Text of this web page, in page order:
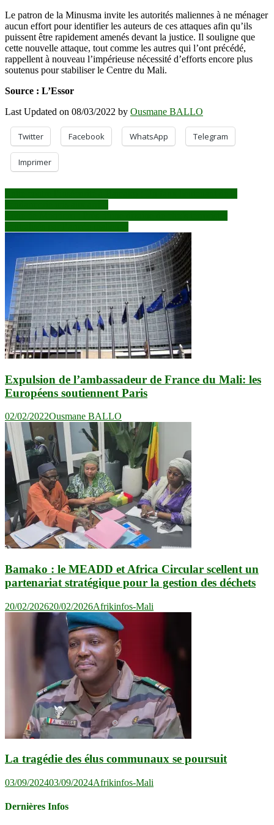
Le patron de la Minusma invite les autorités maliennes à ne ménager
aucun effort pour identifier les auteurs de ces attaques afin qu’ils
puissent être rapidement amenés devant la justice. Il souligne que
cette nouvelle attaque, tout comme les autres qui l’ont précédé,
rappellent à nouveau l’impérieuse nécessité d’efforts encore plus
soutenus pour stabiliser le Centre du Mali.
Source : L’Essor
Last Updated on 08/03/2022 by Ousmane BALLO
Twitter Facebook WhatsApp Telegram
Imprimer
Navigation
de
l’article
Expulsion de l’ambassadeur de France du Mali: les
Européens soutiennent Paris
02/02/2022Ousmane BALLO
Bamako : le MEADD et Africa Circular scellent un
partenariat stratégique pour la gestion des déchets
20/02/202620/02/2026Afrikinfos-Mali
La tragédie des élus communaux se poursuit
03/09/202403/09/2024Afrikinfos-Mali
Dernières Infos